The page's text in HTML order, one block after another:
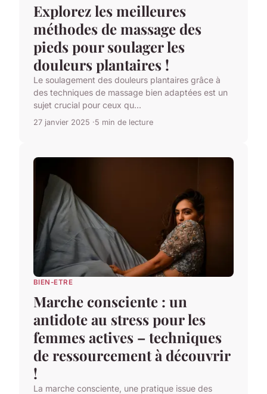
Explorez les meilleures
méthodes de massage des
pieds pour soulager les
douleurs plantaires !
Le soulagement des douleurs plantaires grâce à
des techniques de massage bien adaptées est un
sujet crucial pour ceux qu...
27 janvier 2025 5 min de lecture
BIEN-ETRE
Marche consciente : un
antidote au stress pour les
femmes actives – techniques
de ressourcement à découvrir
!
La marche consciente, une pratique issue des